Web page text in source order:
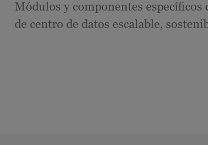
Módulos y componentes específicos
de centro de datos escalable,